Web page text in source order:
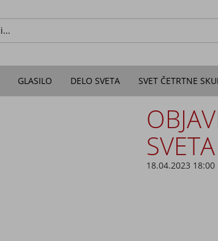
GLASILO DELO SVETA SVET ČETRTNE
18.04.2023 18:00